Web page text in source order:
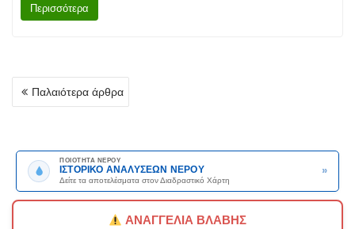
Περισσότερα
ΠΛΟΉΓΗΣΗ
ΆΡΘΡΩΝ
Παλαιότερα άρθρα
ΠΟΙΟΤΗΤΑ ΝΕΡΟΥ
ΙΣΤΟΡΙΚΟ ΑΝΑΛΥΣΕΩΝ ΝΕΡΟΥ
Δείτε τα αποτελέσματα στον Διαδραστικό Χάρτη
»
ΑΝΑΓΓΕΛΙΑ ΒΛΑΒΗΣ